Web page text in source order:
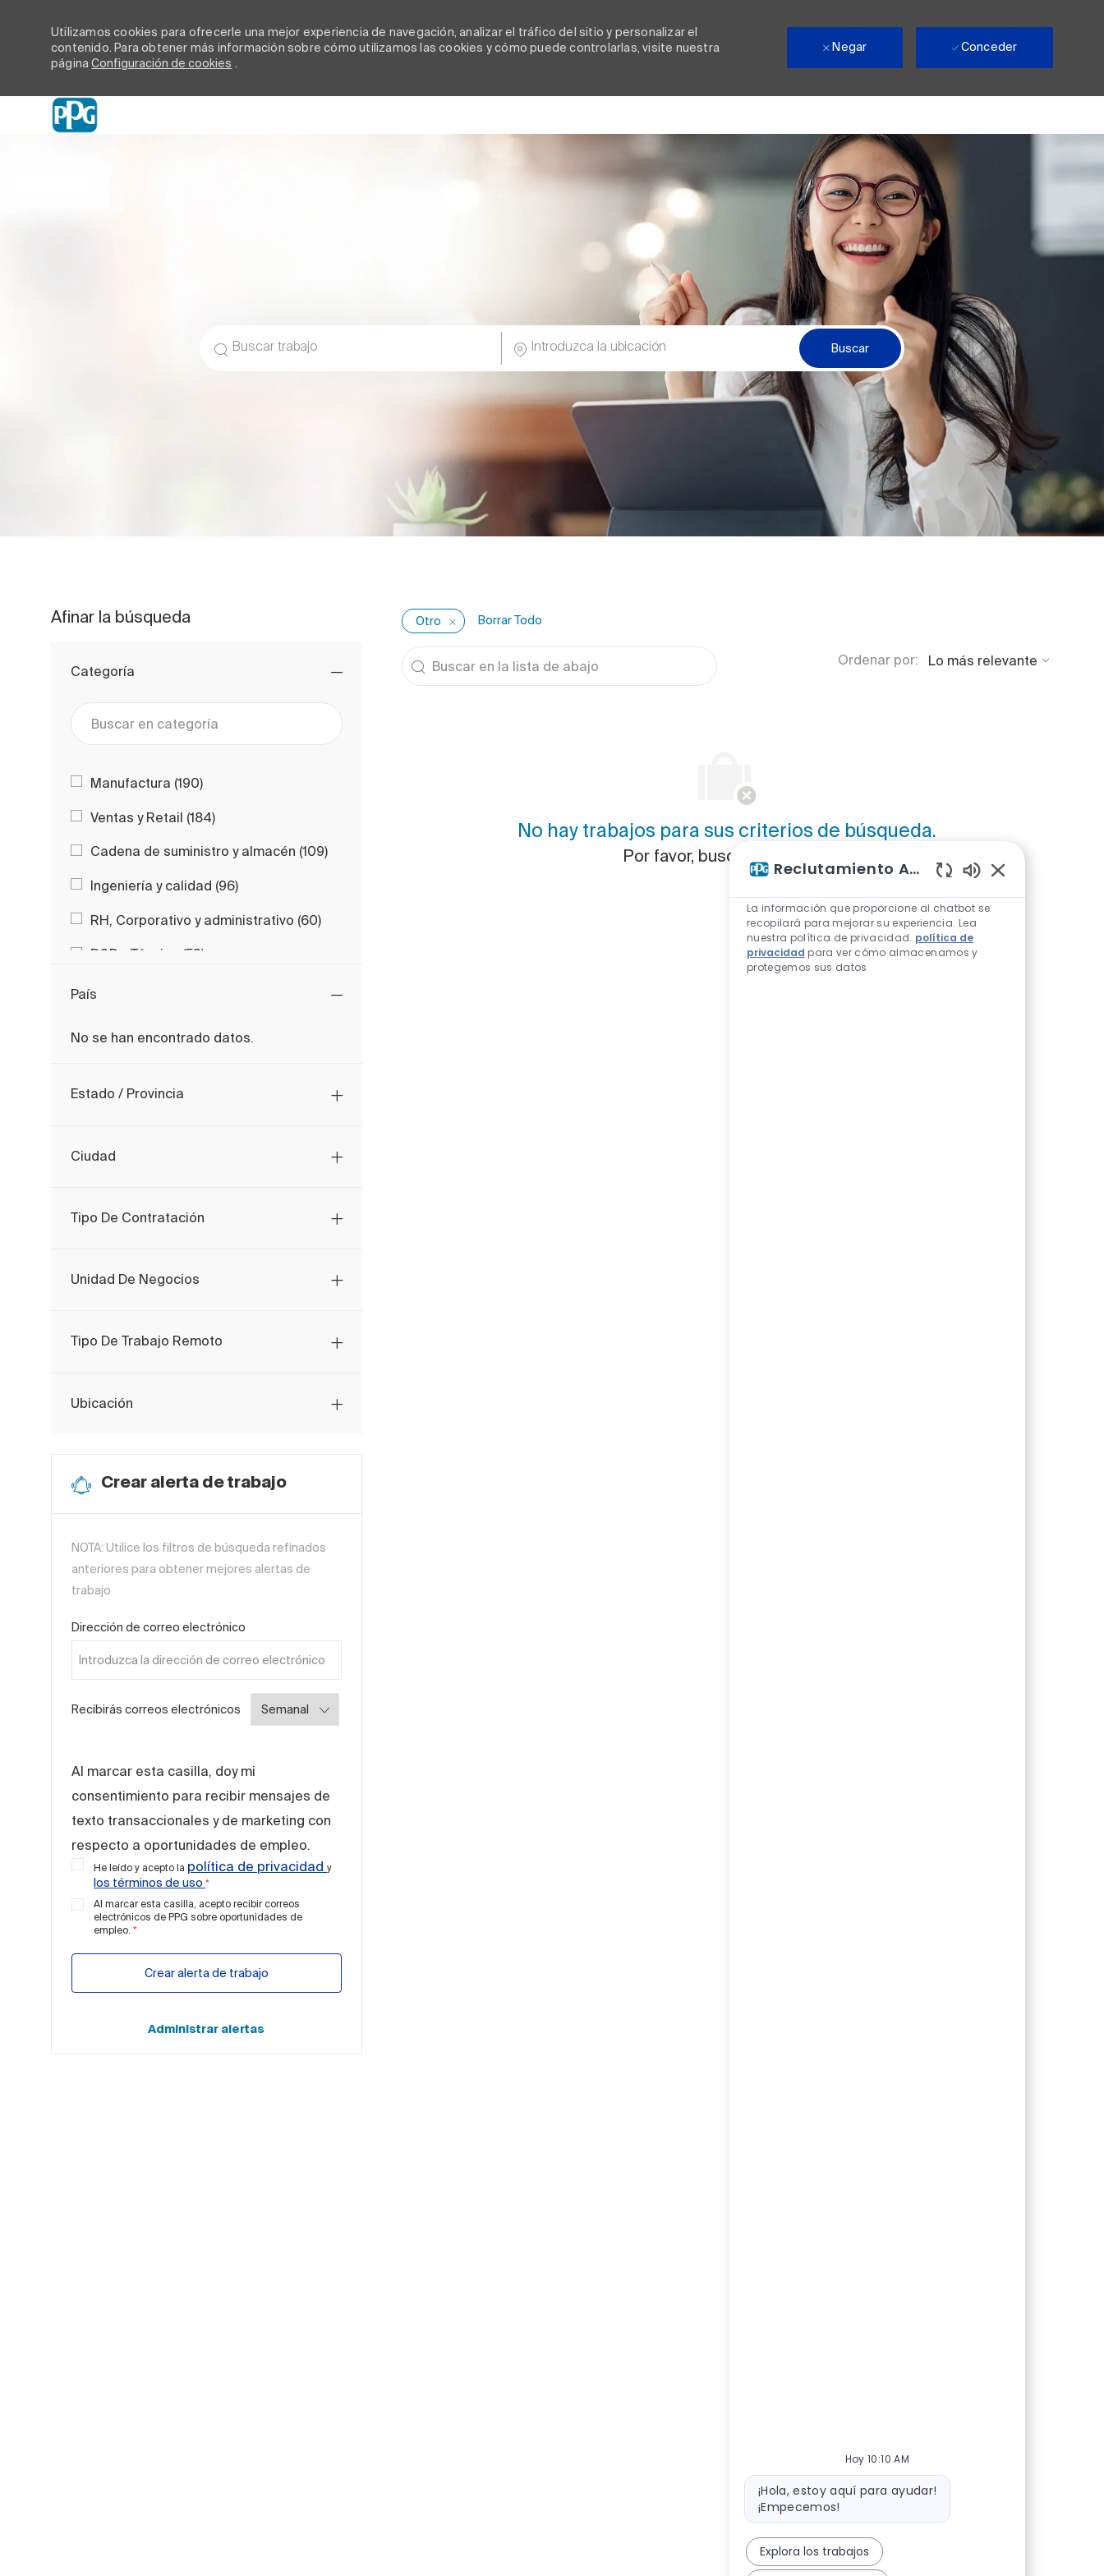
Utilizamos cookies para ofrecerle una mejor experiencia de navegación, analizar el tráfico del sitio y personalizar el
contenido. Para obtener más información sobre cómo utilizamos las cookies y cómo puede controlarlas, visite nuestra
páginaConfiguración de cookies .
Negar Conceder
Introduzca la ubicación
Buscar
Afinar la búsqueda
Categoría
Buscar en categoría
Categoría
Manufactura (190)Trabajos
Ventas y Retail (184)Trabajos
Cadena de suministro y almacén (109)Trabajos
Ingeniería y calidad (96)Trabajos
RH, Corporativo y administrativo (60)Trabajos
R&D y Técnico (53)
Digital y TI
Medioambiente, Salud y Seguridad Trabajos
País
No se han encontrado datos.
Estado / Provincia
Ciudad
Tipo De Contratación
Unidad De Negocios
Tipo De Trabajo Remoto
Ubicación
Crear alerta de trabajo
NOTA: Utilice los filtros de búsqueda refinados
anteriores para obtener mejores alertas de
trabajo
Dirección de correo electrónico
Recibirás correos electrónicos Required
Al marcar esta casilla, doy mi
consentimiento para recibir mensajes de
texto transaccionales y de marketing con
respecto a oportunidades de empleo.
He leído y acepto la política de privacidad y
los términos de uso *
Al marcar esta casilla, acepto recibir correos
electrónicos de PPG sobre oportunidades de
empleo. *
Crear alerta de trabajo
Administrar alertas
Otro Borrar Todo
the results are updated
Buscar en la lista de abajo Ordenar por:
No hay trabajos para sus criterios de búsqueda.
Por favor, busque de nuevo.
Reclutamiento Asistente de IA
La información que proporcione al chatbot se
recopilará para mejorar su experiencia. Lea
nuestra política de privacidad. política de
privacidad para ver cómo almacenamos y
protegemos sus datos
Hoy 10:10 AM
Mensaje de bot
¡Hola, estoy aquí para ayudar!
¡Empecemos!
Explora los trabajos